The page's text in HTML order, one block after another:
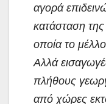
αγορά
κατάσταση
οποία το
Αλλά
πλήθους
από χώρες